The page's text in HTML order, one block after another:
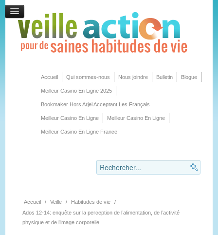
Accueil Qui sommes-nous Nous joindre Bulletin Blogue
Meilleur Casino En Ligne 2025
Bookmaker Hors Arjel Acceptant Les Français
Meilleur Casino En Ligne Meilleur Casino En Ligne
Meilleur Casino En Ligne France
Accueil / Veille / Habitudes de vie
/
Ados 12-14: enquête sur la perception de l’alimentation, de l’activité
physique et de l’image corporelle